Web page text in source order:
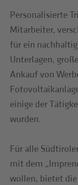
Personalisierte
Mitarbeiter,
für ein
Unterlagen,
Ankauf von
einige der
wurden.
Für alle
mit dem
wollen, bietet die